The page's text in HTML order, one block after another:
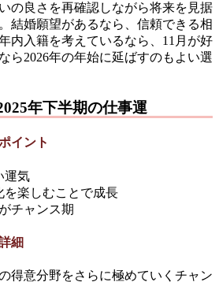
の良さを再確認しながら将来を見据
結婚願望があるなら、信頼できる相
内入籍を考えているなら、11月が好
ら2026年の年始に延ばすのもよい選
年下半期の仕事運
イント
運気
を楽しむことで成長
チャンス期
細
得意分野をさらに極めていくチャン